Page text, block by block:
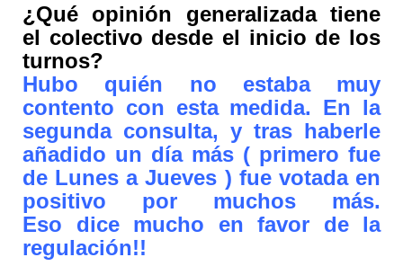
¿Qué opinión generalizada tiene
el colectivo desde el inicio de los
turnos?
Hubo quién no estaba muy
contento con esta medida. En la
segunda consulta, y tras haberle
añadido un día más ( primero fue
de Lunes a Jueves ) fue votada en
positivo por muchos más.
Eso dice mucho en favor de la
regulación!!